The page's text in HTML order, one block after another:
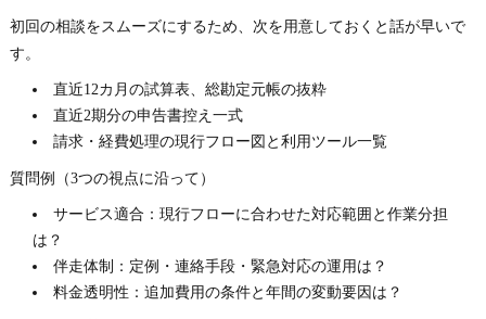
初回の相談をスムーズにするため、次を用意しておくと話が早いで
す。
直近12カ月の試算表、総勘定元帳の抜粋
直近2期分の申告書控え一式
請求・経費処理の現行フロー図と利用ツール一覧
質問例（3つの視点に沿って）
サービス適合：現行フローに合わせた対応範囲と作業分担
は？
伴走体制：定例・連絡手段・緊急対応の運用は？
料金透明性：追加費用の条件と年間の変動要因は？